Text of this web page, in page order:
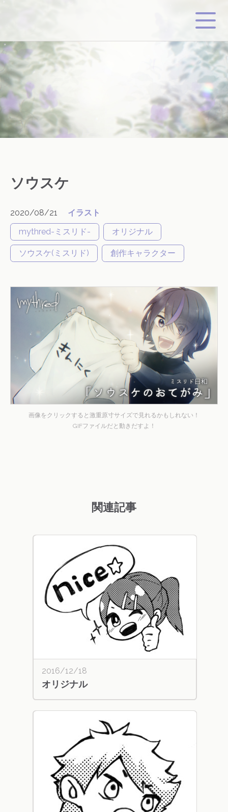
ソウスケ
2020/08/21
イラスト
mythred-ミスリド-
オリジナル
ソウスケ(ミスリド) 創作キャラクター
画像をクリックすると激重原寸サイズで見れるかもしれない！
GIFファイルだと動きだすよ！
関連記事
2016/12/18
オリジナル